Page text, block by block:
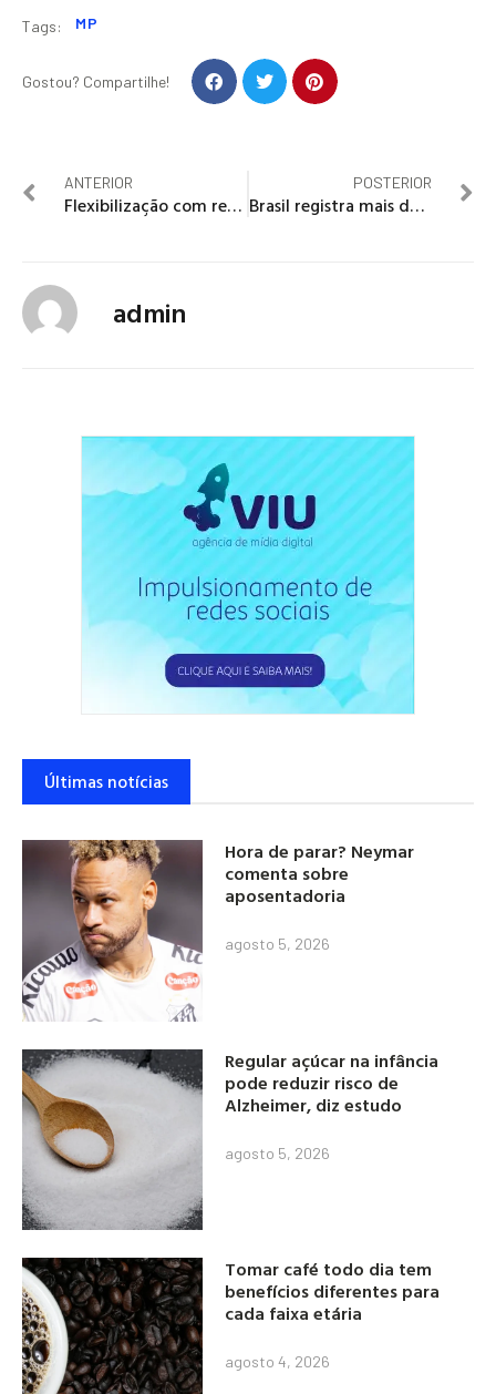
Tags: MP
Gostou? Compartilhe!
ANTERIOR
Flexibilização com responsabilidade
POSTERIOR
Brasil registra mais de 50 mil casos confirmados do novo coronavírus
admin
Últimas notícias
Hora de parar? Neymar
comenta sobre
aposentadoria
agosto 5, 2026
Regular açúcar na infância
pode reduzir risco de
Alzheimer, diz estudo
agosto 5, 2026
Tomar café todo dia tem
benefícios diferentes para
cada faixa etária
agosto 4, 2026